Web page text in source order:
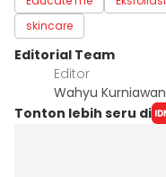
skincare
Editorial Team
Editor
Wahyu Kurniawan
Tonton lebih seru di